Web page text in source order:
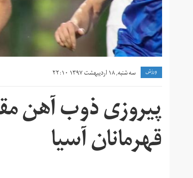
ورزش سه شنبه, ۱۸ اردیبهشت ۱۳۹۷ ۲۲:۱۰
پیروزی ذوب آهن
قهرمانان آسیا